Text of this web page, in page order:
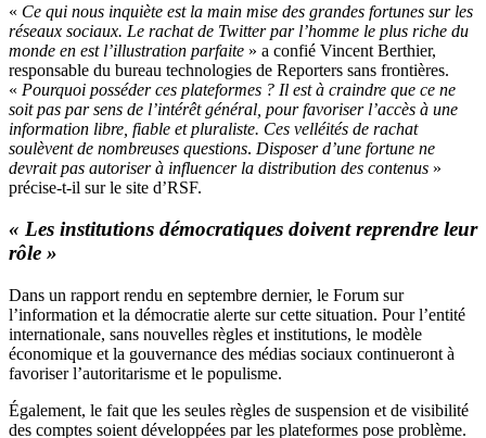
« Ce qui nous inquiète est la main mise des grandes fortunes sur les
réseaux sociaux. Le rachat de Twitter par l’homme le plus riche du
monde en est l’illustration parfaite » a confié Vincent Berthier,
responsable du bureau technologies de Reporters sans frontières.
« Pourquoi posséder ces plateformes ? Il est à craindre que ce ne
soit pas par sens de l’intérêt général, pour favoriser l’accès à une
information libre, fiable et pluraliste. Ces velléités de rachat
soulèvent de nombreuses questions. Disposer d’une fortune ne
devrait pas autoriser à influencer la distribution des contenus »
précise-t-il surle site d’RSF.
« Les institutions démocratiques doivent reprendre leur
rôle »
Dans un rapport rendu en septembre dernier, le Forum sur
l’information et la démocratie alerte sur cette situation. Pour l’entité
internationale, sans nouvelles règles et institutions, le modèle
économique et la gouvernance des médias sociaux continueront à
favoriser l’autoritarisme et le populisme.
Également, le fait que les seules règles de suspension et de visibilité
des comptes soient développées par les plateformes pose problème.